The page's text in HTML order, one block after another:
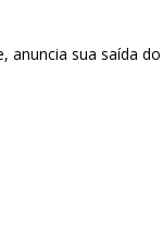
anuncia sua saída